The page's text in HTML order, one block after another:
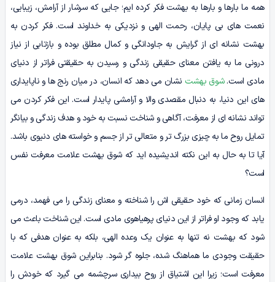
همه ما بارها و بارها به بهشت فکر کرده ایم؛ جایی که سرشار از آرامش، زیبایی،
نعمت های بی پایان، رحمت الهی و نزدیکی به خداوند است. فکر کردن به
بهشت نشانه ای از گرایش به جاودانگی و کمال مطلق بوده و بازتابی از نیاز
درونی ما به یافتن معنای حقیقی زندگی و رسیدن به حقیقتی فراتر از دنیای
مادی است.شوق بهشت نشان می دهد که انسان، در میان رنج ها و ناپایداری
های این دنیا، به دنبال مقصدی والا و آرامشی پایدار است. این فکر کردن می
تواند نشانه ای از معرفت، آگاهی و شناخت نسبت به خود و هدف زندگی و بیانگر
تمایل روح ما به چیزی بزرگ تر و متعالی تر از جسم و خواسته های دنیوی باشد.
آیا تا به حال به این نکته اندیشیده اید که شوق بهشت علامت معرفت نفس
است؟
انسان زمانی که خود حقیقی اش را شناخته و معنای زندگی را می فهمد، درمی
یابد که وجود او فراتر از این دنیای پرهیاهوی مادی است. این شناخت باعث می
شود که بهشت نه تنها به عنوان یک وعده الهی، بلکه به عنوان هدفی که با
حقیقت وجودی ما هماهنگ شده، جلوه گر شود. بنابراین شوق بهشت علامت
معرفت است؛ زیرا این اشتیاق از روح بیداری سرچشمه می گیرد که خودش را